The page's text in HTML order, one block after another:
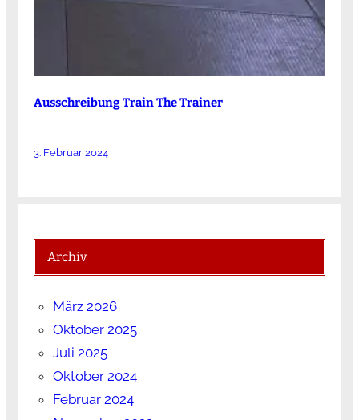
Ausschreibung Train The Trainer
3. Februar 2024
Archiv
März 2026
Oktober 2025
Juli 2025
Oktober 2024
Februar 2024